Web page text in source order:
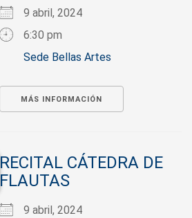
9 abril, 2024
6:30 pm
Sede Bellas Artes
MÁS INFORMACIÓN
RECITAL CÁTEDRA DE
FLAUTAS
9 abril, 2024